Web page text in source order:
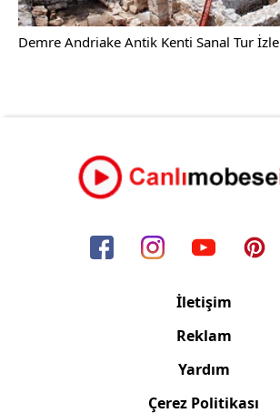
Demre Andriake Antik Kenti Sanal Tur İzle
İletişim
Reklam
Yardım
Çerez Politikası